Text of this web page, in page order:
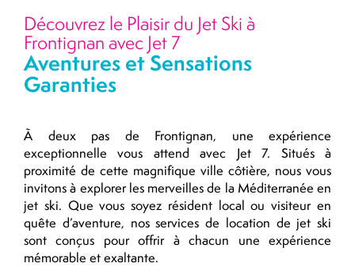
Découvrez le Plaisir du Jet Ski à
Frontignan avec Jet 7
Aventures et Sensations
Garanties
À deux pas de Frontignan, une expérience
exceptionnelle vous attend avec Jet 7. Situés à
proximité de cette magnifique ville côtière, nous vous
invitons à explorer les merveilles de la Méditerranée en
jet ski. Que vous soyez résident local ou visiteur en
quête d’aventure, nos services de location de jet ski
sont conçus pour offrir à chacun une expérience
mémorable et exaltante.